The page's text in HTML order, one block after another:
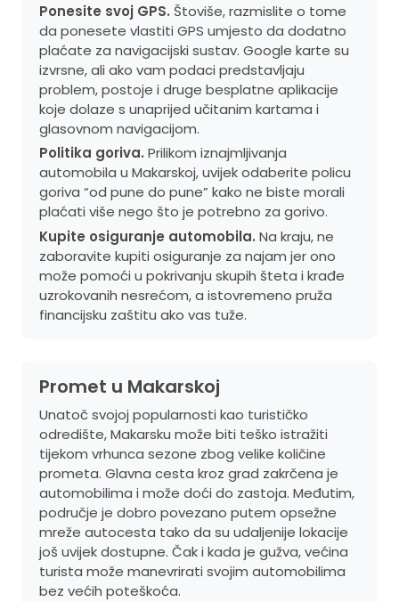
Ponesite svoj GPS. Štoviše, razmislite o tome
da ponesete vlastiti GPS umjesto da dodatno
plaćate za navigacijski sustav. Google karte su
izvrsne, ali ako vam podaci predstavljaju
problem, postoje i druge besplatne aplikacije
koje dolaze s unaprijed učitanim kartama i
glasovnom navigacijom.
Politika goriva. Prilikom iznajmljivanja
automobila u Makarskoj, uvijek odaberite policu
goriva “od pune do pune” kako ne biste morali
plaćati više nego što je potrebno za gorivo.
Kupite osiguranje automobila. Na kraju, ne
zaboravite kupiti osiguranje za najam jer ono
može pomoći u pokrivanju skupih šteta i krađe
uzrokovanih nesrećom, a istovremeno pruža
financijsku zaštitu ako vas tuže.
Promet u Makarskoj
Unatoč svojoj popularnosti kao turističko
odredište, Makarsku može biti teško istražiti
tijekom vrhunca sezone zbog velike količine
prometa. Glavna cesta kroz grad zakrčena je
automobilima i može doći do zastoja. Međutim,
područje je dobro povezano putem opsežne
mreže autocesta tako da su udaljenije lokacije
još uvijek dostupne. Čak i kada je gužva, većina
turista može manevrirati svojim automobilima
bez većih poteškoća.